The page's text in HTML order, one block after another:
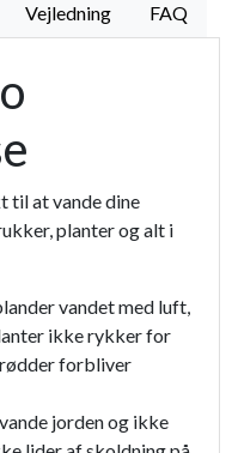
Vejledning FAQ
til at vande dine
planter og alt i
vandet med luft,
ikke rykker for
rødder forbliver
jorden og ikke